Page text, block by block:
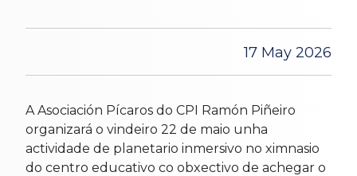
17 May 2026
A Asociación Pícaros do CPI Ramón Piñeiro
organizará o vindeiro 22 de maio unha
actividade de planetario inmersivo no ximnasio
do centro educativo co obxectivo de achegar o